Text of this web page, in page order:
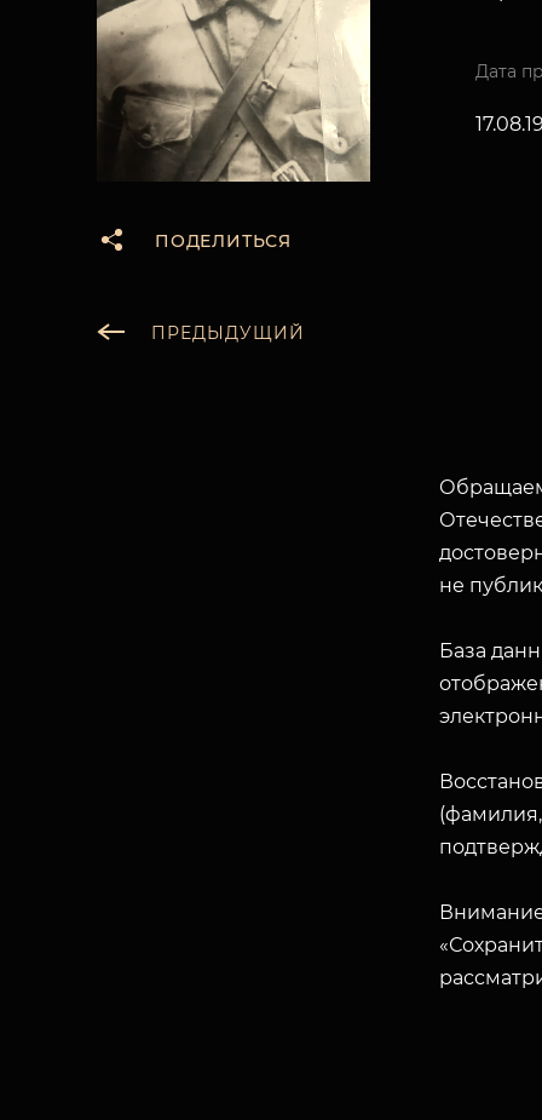
ПОДЕЛИТЬСЯ
Дата
ПРЕДЫДУЩИЙ
не
База